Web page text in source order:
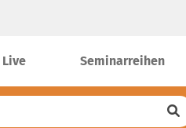
Seminarreihen